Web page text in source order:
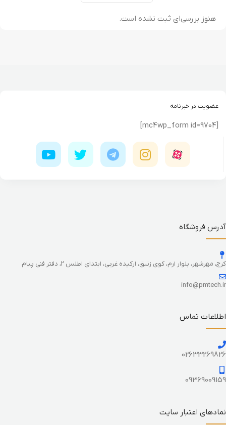
هنوز بررسی‌ای ثبت نشده است.
عضویت در خبرنامه
[mc4wp_form id=9704]
آدرس فروشگاه
کرج، مهرشهر، بلوار ارم، کوی زنبق، ارکیده غربی، ابتدای اطلس 2، دفتر فنی پیام
info@pmtech.ir
اطلاعات تماس
02633269826
09369009159
نمادهای اعتبار سایت